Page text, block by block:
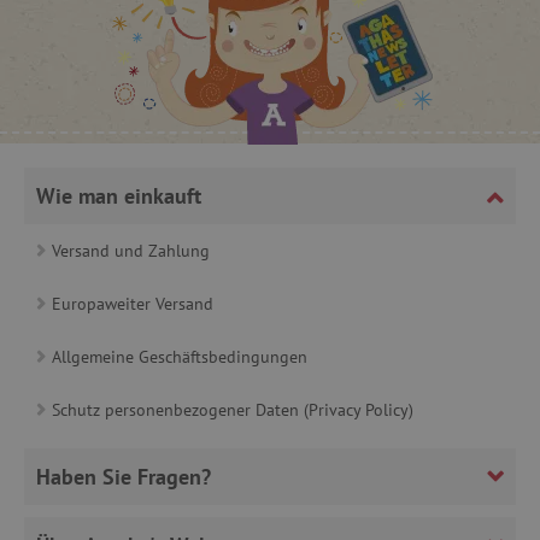
Wie man einkauft
Versand und Zahlung
Europaweiter Versand
Allgemeine Geschäftsbedingungen
Schutz personenbezogener Daten (Privacy Policy)
Haben Sie Fragen?
_lb .agathaswelt.de
_lb_ccc .agathaswelt.de
product_filter_remember
_sp_ses.ab3e
www.agathaswelt.de